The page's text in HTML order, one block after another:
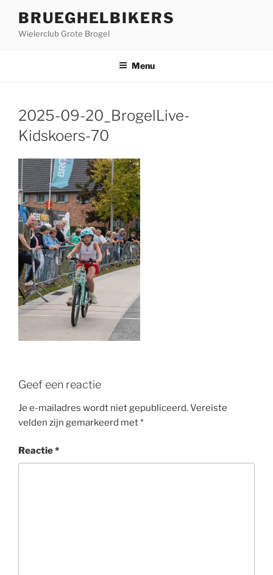
BRUEGHELBIKERS
Wielerclub Grote Brogel
Menu
2025-09-20_BrogelLive-
Kidskoers-70
Geef een reactie
Je e-mailadres wordt niet gepubliceerd.Vereiste
velden zijn gemarkeerd met*
Reactie*